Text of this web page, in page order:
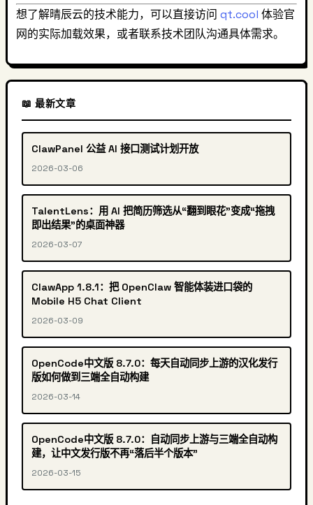
想了解晴辰云的技术能力，可以直接访问 qt.cool 体验官
网的实际加载效果，或者联系技术团队沟通具体需求。
📖 最新文章
ClawPanel 公益 AI 接口测试计划开放
2026-03-06
TalentLens：用 AI 把简历筛选从“翻到眼花”变成“拖拽
即出结果”的桌面神器
2026-03-07
ClawApp 1.8.1：把 OpenClaw 智能体装进口袋的
Mobile H5 Chat Client
2026-03-09
OpenCode中文版 8.7.0：每天自动同步上游的汉化发行
版如何做到三端全自动构建
2026-03-14
OpenCode中文版 8.7.0：自动同步上游与三端全自动构
建，让中文发行版不再“落后半个版本”
2026-03-15